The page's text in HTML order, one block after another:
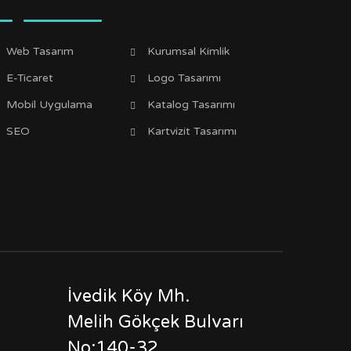
Web Tasarım
E-Ticaret
Mobil Uygulama
SEO
Kurumsal Kimlik
Logo Tasarımı
Katalog Tasarımı
Kartvizit Tasarımı
İvedik Köy Mh.
Melih Gökçek Bulvarı